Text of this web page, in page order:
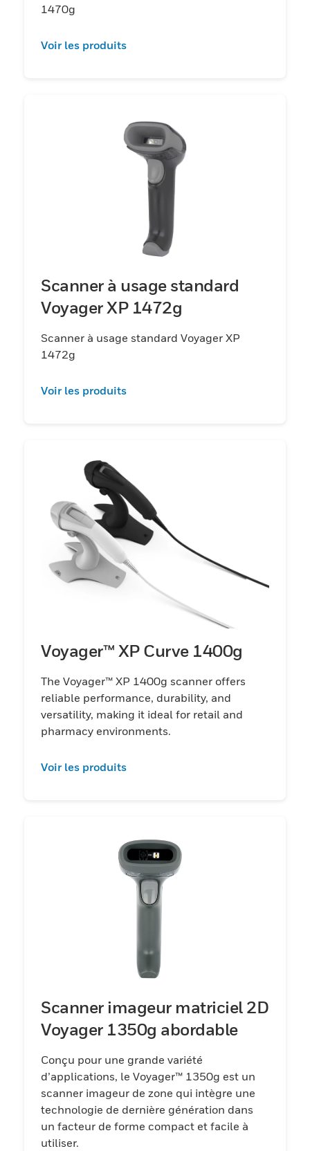
1470g
Voir les produits
Scanner à usage standard
Voyager XP 1472g
Scanner à usage standard Voyager XP
1472g
Voir les produits
Voyager™ XP Curve 1400g
The Voyager™ XP 1400g scanner offers
reliable performance, durability, and
versatility, making it ideal for retail and
pharmacy environments.
Voir les produits
Scanner imageur matriciel 2D
Voyager 1350g abordable
Conçu pour une grande variété
d’applications, le Voyager™ 1350g est un
scanner imageur de zone qui intègre une
technologie de dernière génération dans
un facteur de forme compact et facile à
utiliser.